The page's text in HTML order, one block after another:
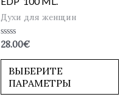
Духи для женщин
Оценка
из
28.00€
ВЫБЕРИТЕ
ПАРАМЕТРЫ